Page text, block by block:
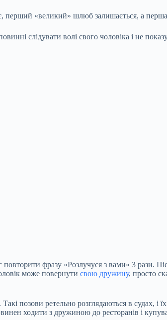
«великий» шлюб залишається, а
слідувати волі свого чоловіка і не
фразу «Розлучуся з вами» 3 рази.
може повернути свою дружину, просто
позови ретельно розглядаються в судах,
ходити з дружиною до ресторанів і